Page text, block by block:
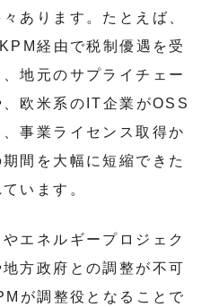
あります。たとえば、
経由で税制優遇を受
地元のサプライチェー
欧米系のIT企業がOSS
事業ライセンス取得か
間を大幅に短縮できた
います。
エネルギープロジェク
方政府との調整が不可
が調整役となることで